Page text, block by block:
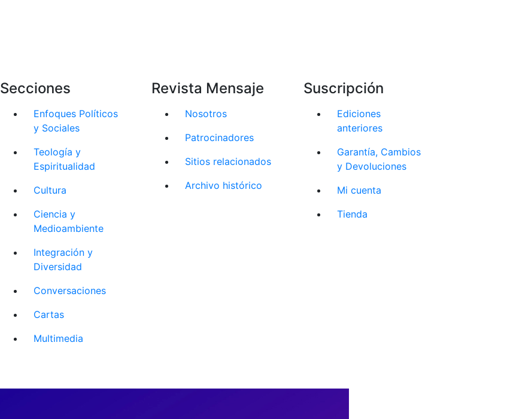
Secciones
Enfoques Políticos
y Sociales
Teología y
Espiritualidad
Cultura
Ciencia y
Medioambiente
Integración y
Diversidad
Conversaciones
Cartas
Multimedia
Revista Mensaje
Nosotros
Patrocinadores
Sitios relacionados
Archivo histórico
Suscripción
Ediciones
anteriores
Garantía, Cambios
y Devoluciones
Mi cuenta
Tienda